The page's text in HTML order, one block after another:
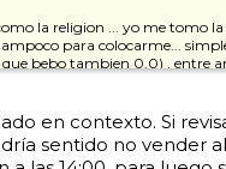
la religion ... yo me tomo
para colocarme...
que bebo tambien 0,0) , entre
( de verdad que lo envidio)
en contexto. Si
sentido no vender